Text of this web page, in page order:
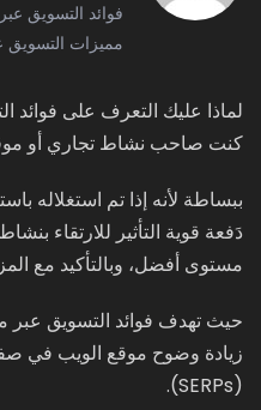
فوائد التسويق
مميزات
لماذا عليك التعرف على فوائد
كنت صاحب نشاط تجاري أو
ببساطة لأنه إذا تم استغلاله
دَفعة قوية التأثير للارتقاء
مستوى أفضل، وبالتأكيد مع
حيث تهدف فوائد التسويق
زيادة وضوح موقع الويب في
(SERPs).